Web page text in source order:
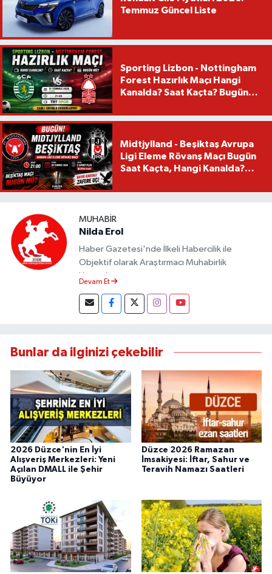
Temmuz Güncel Liste
Sporting Lizbon - Nottingham
Forest Hazırlık Maçı Hangi
Kanalda? Saat Kaçta? Bugün
Midtjylland - Beşiktaş Avrupa
Ligi Eleme Rövanş Maçı Bugün
Saat Kaçta, Hangi Kanalda?
MUHABIR
Nilda Erol
Haber Gazetesi'nde İlkeli Habercilik ile
Objektif olarak Araştırmacı Muhabirlik
Yapmaktayım.
Devam Et
Bunlar da ilginizi çekebilir
2026 Düzce'nin En İyi
Alışveriş Merkezleri: Yeni
Açılan DMALL ile Şehir
Büyüyor
Düzce 2026 Ramazan
İmsakiyesi: İftar, Sahur ve
Teravih Namazı Saatleri